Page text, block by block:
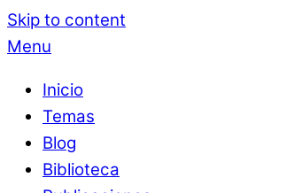
Skip to content
Menu
Inicio
Temas
Blog
Biblioteca